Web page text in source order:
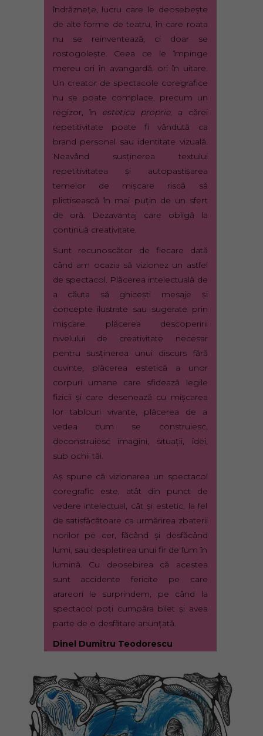
îndrăzneţe, lucru care le deosebeşte
de alte forme de teatru, în care roata
nu se reinventează, ci doar se
rostogoleşte. Ceea ce le împinge
mereu ori în avangardă, ori în uitare.
Un creator de spectacole coregrafice
nu se poate complace, precum un
regizor, în estetica proprie, a cărei
repetitivitate poate fi vândută ca
brand personal sau identitate vizuală.
Neavând susţinerea textului
repetitivitatea şi autopastişarea
temelor de mişcare riscă să
plictisească în mai puţin de un sfert
de oră. Dezavantaj care obligă la
continuă creativitate.
Sunt recunoscător de fiecare dată
când am ocazia să vizionez un astfel
de spectacol. Plăcerea intelectuală de
a căuta să ghiceşti mesaje şi
concepte ilustrate sau sugerate prin
mişcare, plăcerea descoperirii
nivelului de creativitate necesar
pentru susţinerea unui discurs fără
cuvinte, plăcerea estetică a unor
corpuri umane care sfidează legile
fizicii şi care desenează cu mişcarea
lor tablouri vivante, plăcerea de a
vedea cum se construiesc,
deconstruiesc imagini, situaţii, idei,
sub ochii tăi.
Aş spune că vizionarea un spectacol
coregrafic este, atât din punct de
vedere intelectual, cât şi estetic, la fel
de satisfăcătoare ca urmărirea zbaterii
norilor pe cer, făcând şi desfăcând
lumi, sau despletirea unui fir de fum în
lumină. Cu deosebirea că acestea
sunt accidente fericite pe care
arareori le surprindem, pe când la
spectacol poţi cumpăra bilet şi avea
parte de o desfătare anunţată.
Dinel Dumitru Teodorescu